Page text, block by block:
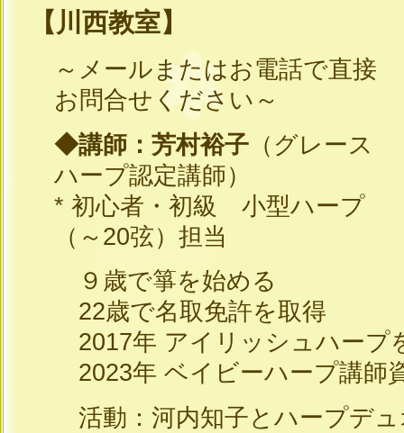
【川西教室】
～メールまたはお電話で直接
お問合せください～
◆講師：芳村裕子 （グレース
ハープ認定講師）
* 初心者・初級 小型ハープ
（～20弦）担当
９歳で箏を始める
22歳で名取免許を取得
2017年 アイリッシュハープ
2023年 ベイビーハープ講師
活動：河内知子とハープデ